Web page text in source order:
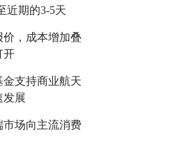
近期的3-5天
，成本增加叠
开
支持商业航天
发展
场向主流消费